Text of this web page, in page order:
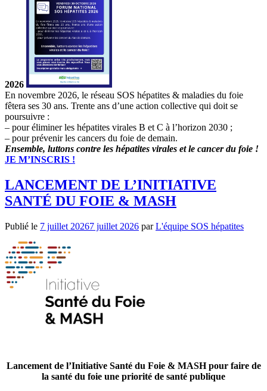
2026
En novembre 2026, le réseau SOS hépatites & maladies du foie
fêtera ses 30 ans. Trente ans d’une action collective qui doit se
poursuivre :
– pour éliminer les hépatites virales B et C à l’horizon 2030 ;
– pour prévenir les cancers du foie de demain.
Ensemble, luttons contre les hépatites virales et le cancer du foie !
JE M’INSCRIS !
LANCEMENT DE L’INITIATIVE
SANTÉ DU FOIE & MASH
Publié le 7 juillet 20267 juillet 2026 parL'équipe SOS hépatites
Lancement de l’Initiative Santé du Foie & MASH pour faire de
la santé du foie une priorité de santé publique